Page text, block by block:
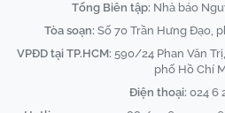
Tổng Biên tập: Nhà báo
Tòa soạn: Số 70 Trần Hưng Đạo,
VPĐD tại TP.HCM: 590/24 Phan Văn
phố Hồ Chí
Điện thoại: 024 6